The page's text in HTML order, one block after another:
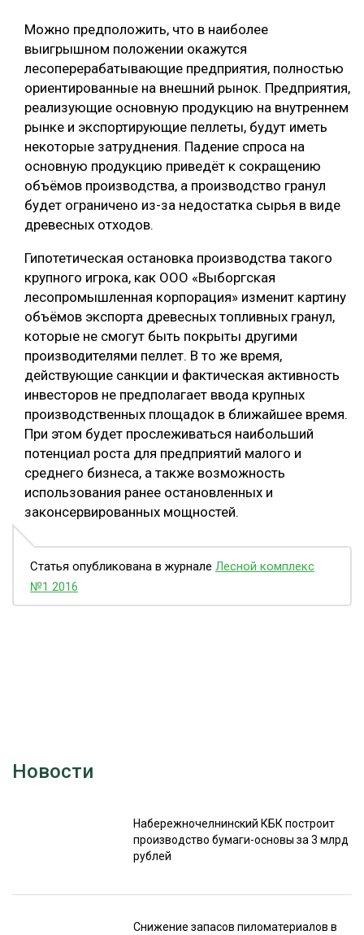
Можно предположить, что в наиболее
выигрышном положении окажутся
лесоперерабатывающие предприятия, полностью
ориентированные на внешний рынок. Предприятия,
реализующие основную продукцию на внутреннем
рынке и экспортирующие пеллеты, будут иметь
некоторые затруднения. Падение спроса на
основную продукцию приведёт к сокращению
объёмов производства, а производство гранул
будет ограничено из-за недостатка сырья в виде
древесных отходов.
Гипотетическая остановка производства такого
крупного игрока, как ООО «Выборгская
лесопромышленная корпорация» изменит картину
объёмов экспорта древесных топливных гранул,
которые не смогут быть покрыты другими
производителями пеллет. В то же время,
действующие санкции и фактическая активность
инвесторов не предполагает ввода крупных
производственных площадок в ближайшее время.
При этом будет прослеживаться наибольший
потенциал роста для предприятий малого и
среднего бизнеса, а также возможность
использования ранее остановленных и
законсервированных мощностей.
Статья опубликована в журнале Лесной комплекс
№1 2016
Новости
Набережночелнинский КБК построит
производство бумаги-основы за 3 млрд
рублей
Снижение запасов пиломатериалов в